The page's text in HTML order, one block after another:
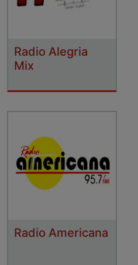
Radio Alegria
Mix
Radio Americana